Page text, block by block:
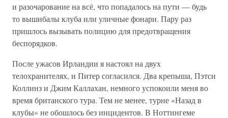
и разочарование на всё, что попадалось на пути — будь
то вышибалы клуба или уличные фонари. Пару раз
пришлось вызывать полицию для предотвращения
беспорядков.
После ужасов Ирландии я настоял на двух
телохранителях, и Питер согласился. Два крепыша, Пэтси
Коллинз и Джим Каллахан, немного успокоили меня во
время британского тура. Тем не менее, турне «Назад в
клубы» не обошлось без инцидентов. В Ноттингеме